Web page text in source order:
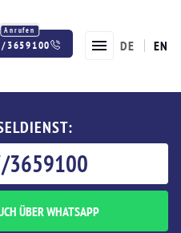
3659100 DE EN
3659100
ÜBER WHATSAPP